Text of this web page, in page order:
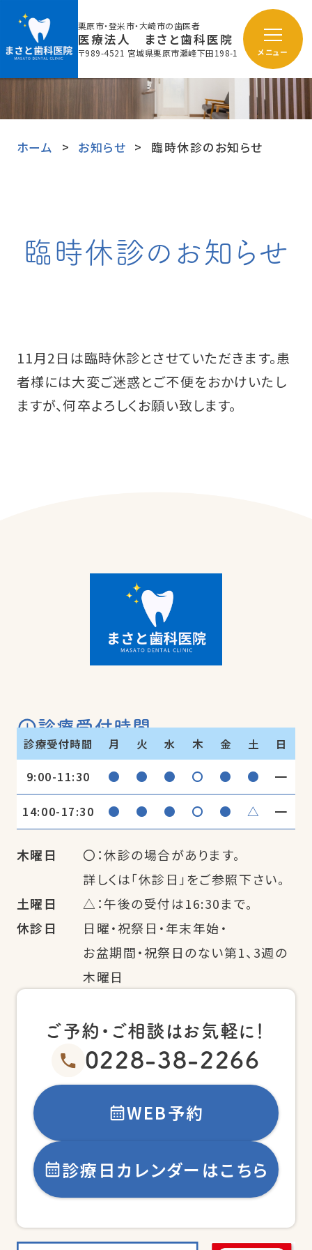
栗原市・登米市・大崎市の歯医者
医療法人 まさと歯科医院
〒989-4521 宮城県栗原市瀬峰下田198-1 メニュー
ホーム お知らせ 臨時休診のお知らせ
臨時休診のお知らせ
11月2日は臨時休診とさせていただきます。患
者様には大変ご迷惑とご不便をおかけいたし
ますが、何卒よろしくお願い致します。
診療受付時間
診療受付時間 月 火 水 木 金 土 日
9:00-11:30 ● ● ● 〇 ● ● ━
14:00-17:30 ● ● ● 〇 ● △ ━
木曜日
〇：休診の場合があります。
詳しくは「休診日」をご参照下さい。
土曜日
△：午後の受付は16:30まで。
休診日
日曜・祝祭日・年末年始・
お盆期間・祝祭日のない第1、3週の
木曜日
ご予約・ご相談はお気軽に！
0228-38-2266
WEB予約
診療日カレンダーはこちら